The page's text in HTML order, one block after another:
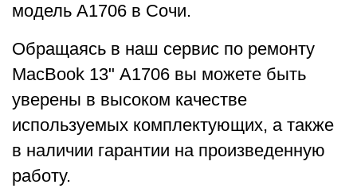
модель А1706 в Сочи.
Обращаясь в наш сервис по ремонту
MacBook 13" A1706 вы можете быть
уверены в высоком качестве
используемых комплектующих, а также
в наличии гарантии на произведенную
работу.